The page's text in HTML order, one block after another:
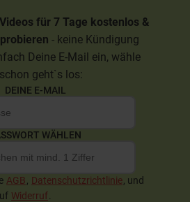
für 7 Tage kostenlos &
- keine Kündigung
Deine E-Mail ein, wähle
geht`s los:
DEINE E-MAIL
WÄHLEN
AGB Datenschutzrichtlinie , und
Widerruf